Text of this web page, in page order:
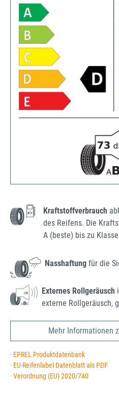
Kraftstoffverbrauch
des Reifens. Die
A (beste) bis zu Klasse
Nasshaftung für die
Externes Rollgeräusch
externe Rollgeräusch,
Mehr Informationen
· EPREL Produktdatenbank
· EU-Reifenlabel Datenblatt als PDF
· Verordnung (EU) 2020/740